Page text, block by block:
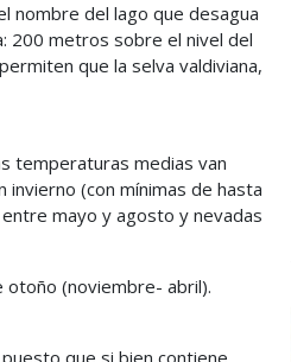
nombre del lago que desagua
200 metros sobre el nivel del
que la selva valdiviana,
temperaturas medias van
invierno (con mínimas de hasta
mayo y agosto y nevadas
otoño (noviembre- abril).
que si bien contiene